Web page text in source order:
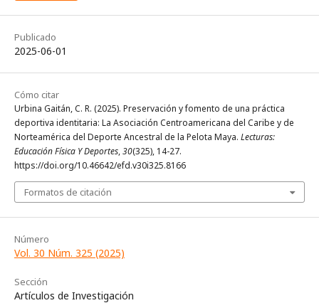
Publicado
2025-06-01
Cómo citar
Urbina Gaitán, C. R. (2025). Preservación y fomento de una práctica
deportiva identitaria: La Asociación Centroamericana del Caribe y de
Norteamérica del Deporte Ancestral de la Pelota Maya. Lecturas:
Educación Física Y Deportes,30(325), 14-27.
https://doi.org/10.46642/efd.v30i325.8166
Formatos de citación
Número
Vol. 30 Núm. 325 (2025)
Sección
Artículos de Investigación